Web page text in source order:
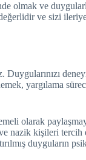
olmak ve
ve sizi
Duygularınızı
yargılama
olarak
nazik kişileri
duyguların